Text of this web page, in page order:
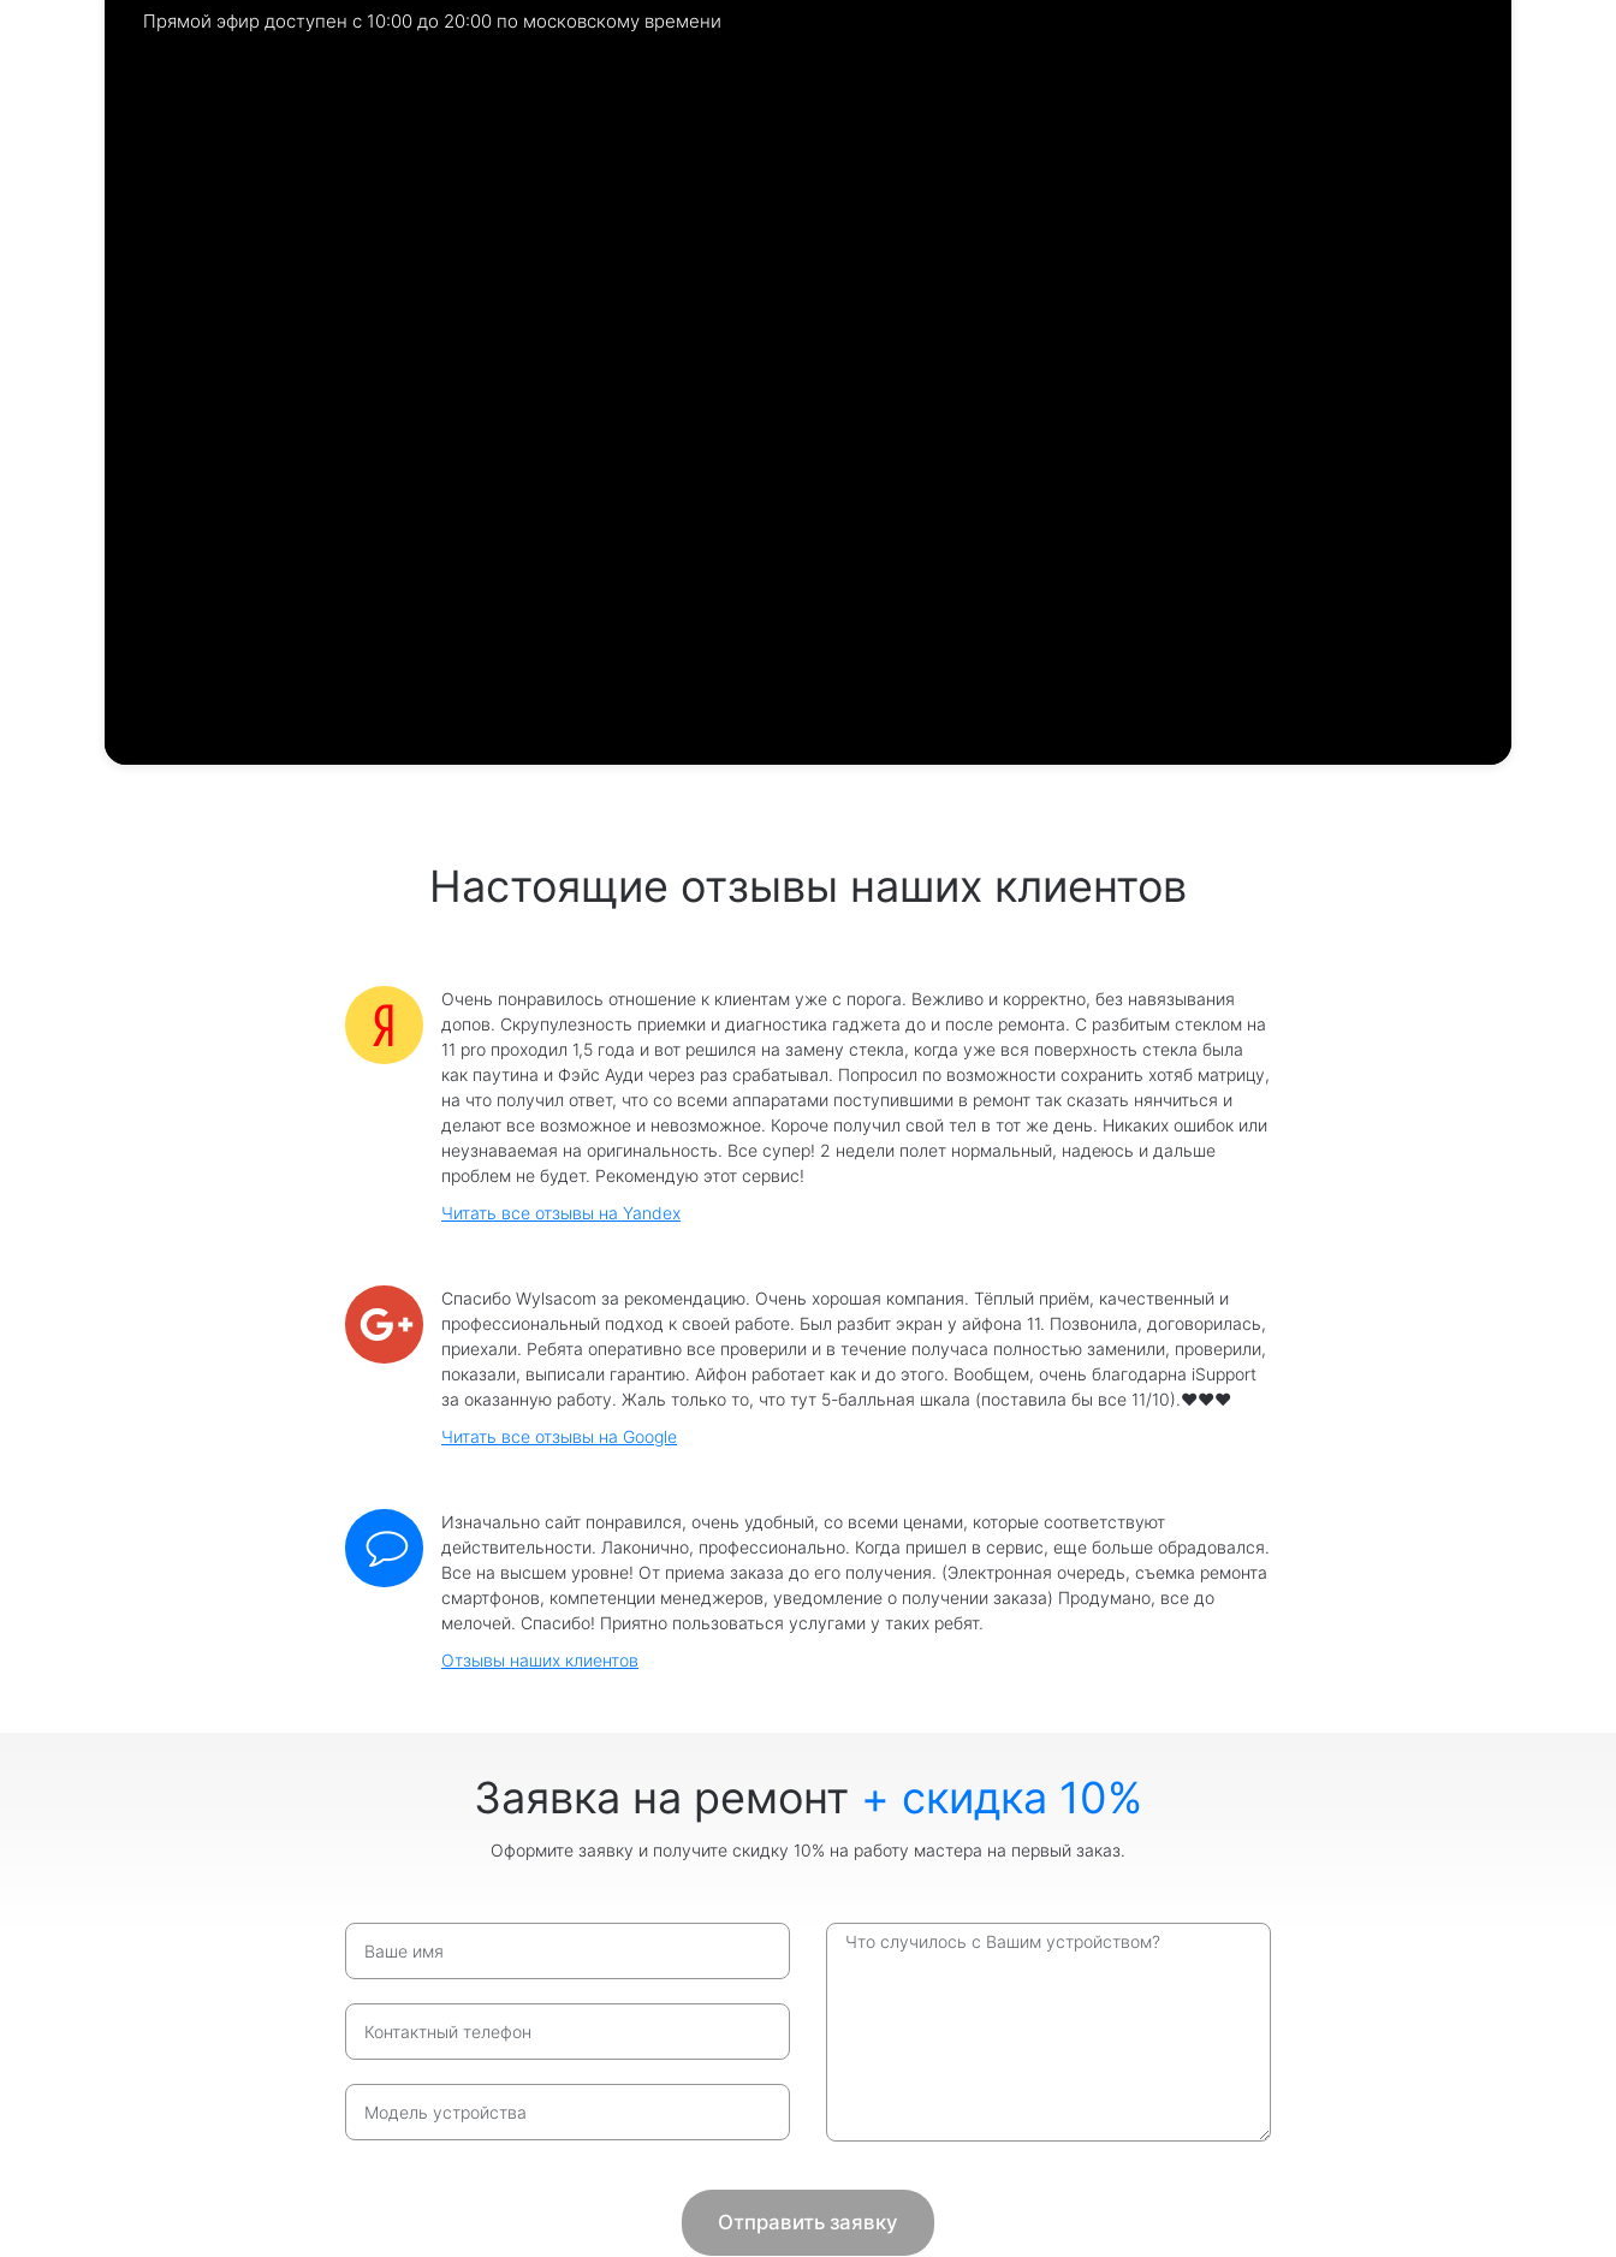
Прямой эфир доступен с 10:00 до 20:00 по московскому времени
Настоящие отзывы наших клиентов
Очень понравилось отношение к клиентам уже с порога. Вежливо и корректно, без навязывания
допов. Скрупулезность приемки и диагностика гаджета до и после ремонта. С разбитым стеклом на
11 pro проходил 1,5 года и вот решился на замену стекла, когда уже вся поверхность стекла была
как паутина и Фэйс Ауди через раз срабатывал. Попросил по возможности сохранить хотяб матрицу,
на что получил ответ, что со всеми аппаратами поступившими в ремонт так сказать нянчиться и
делают все возможное и невозможное. Короче получил свой тел в тот же день. Никаких ошибок или
неузнаваемая на оригинальность. Все супер! 2 недели полет нормальный, надеюсь и дальше
проблем не будет. Рекомендую этот сервис!
Читать все отзывы на Yandex
Спасибо Wylsacom за рекомендацию. Очень хорошая компания. Тёплый приём, качественный и
профессиональный подход к своей работе. Был разбит экран у айфона 11. Позвонила, договорилась,
приехали. Ребята оперативно все проверили и в течение получаса полностью заменили, проверили,
показали, выписали гарантию. Айфон работает как и до этого. Вообщем, очень благодарна iSupport
за оказанную работу. Жаль только то, что тут 5-балльная шкала (поставила бы все 11/10).❤️❤️❤️
Читать все отзывы на Google
Изначально сайт понравился, очень удобный, со всеми ценами, которые соответствуют
действительности. Лаконично, профессионально. Когда пришел в сервис, еще больше обрадовался.
Все на высшем уровне! От приема заказа до его получения. (Электронная очередь, съемка ремонта
смартфонов, компетенции менеджеров, уведомление о получении заказа) Продумано, все до
мелочей. Спасибо! Приятно пользоваться услугами у таких ребят.
Отзывы наших клиентов
Заявка на ремонт + скидка 10%
Оформите заявку и получите скидку 10% на работу мастера на первый заказ.